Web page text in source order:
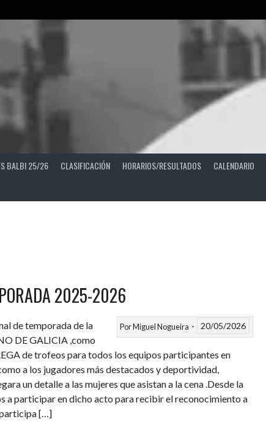
BALBI 25/26 CLASIFICACIÓN HORARIOS/RESULTADOS CALENDARIO
2025-2026
PorMiguel Nogueira 20/05/2026
de temporada de la
DE GALICIA ,como
de trofeos para todos los equipos participantes en
a los jugadores más destacados y deportividad,
un detalle a las mujeres que asistan a la cena .Desde la
a participar en dicho acto para recibir el reconocimiento a
participa […]